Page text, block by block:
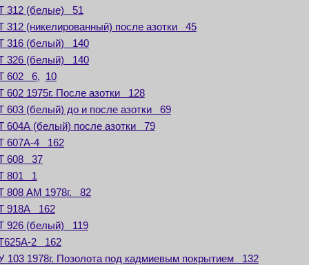
312 (белые) 51
312 (никелированный) после азотки 45
316 (белый) 140
326 (белый) 140
602 6, 10
602 1975г. После азотки 128
603 (белый) до и после азотки 69
604А (белый) после азотки 79
607А-4 162
608 37
801 1
808 АМ 1978г. 82
918А 162
926 (белый) 119
2 162
103 1978г. Позолота под кадмиевым покрытием 132